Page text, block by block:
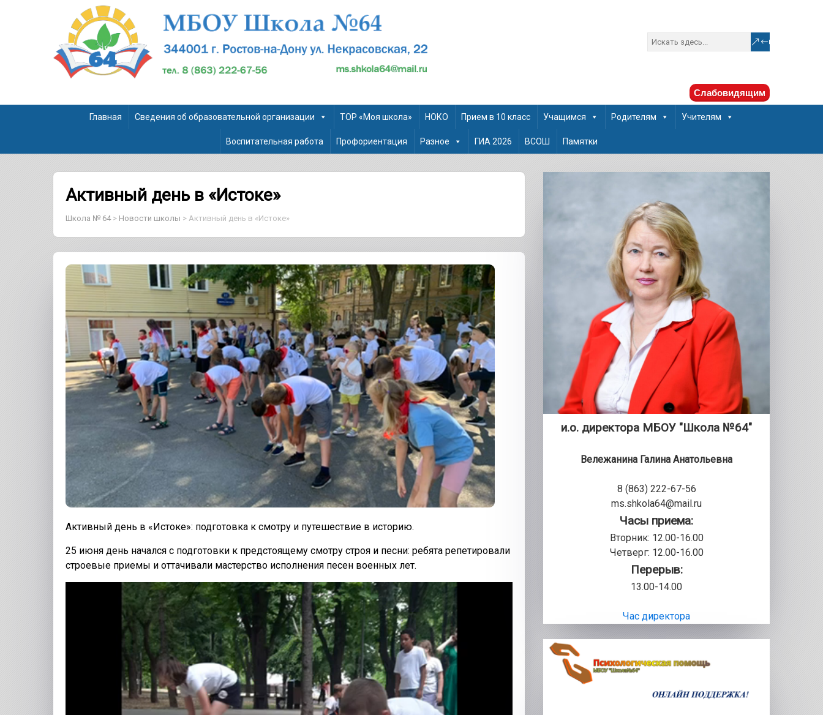
Слабовидящим
Главная Сведения об образовательной организации ТОР «Моя школа» НОКО Прием в 10 класс Учащимся Родителям Учителям
Воспитательная работа Профориентация Разное ГИА 2026 ВСОШ Памятки
Активный день в «Истоке»
Школа № 64> Новости школы > Активный день в «Истоке»
Активный день в «Истоке»: подготовка к смотру и путешествие в историю.
25 июня день начался с подготовки к предстоящему смотру строя и песни: ребята репетировали
строевые приемы и оттачивали мастерство исполнения песен военных лет.
и.о. директора МБОУ "Школа №64"
Вележанина Галина Анатольевна
8 (863) 222-67-56
ms.shkola64@mail.ru
Часы приема:
Вторник: 12.00-16.00
Четверг: 12.00-16.00
Перерыв:
13.00-14.00
Час директора